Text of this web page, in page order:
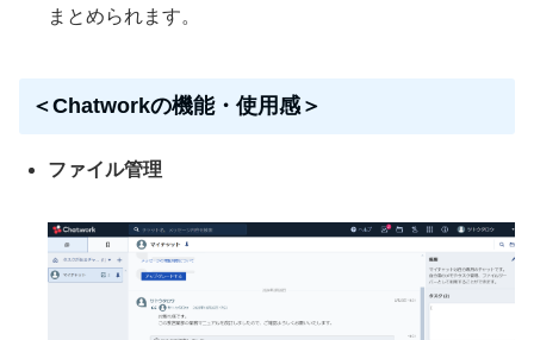
まとめられます。
＜Chatworkの機能・使用感＞
ファイル管理